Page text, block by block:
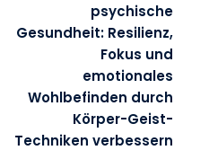
psychische
Gesundheit: Resilienz,
Fokus und
emotionales
Wohlbefinden durch
Körper-Geist-
Techniken verbessern